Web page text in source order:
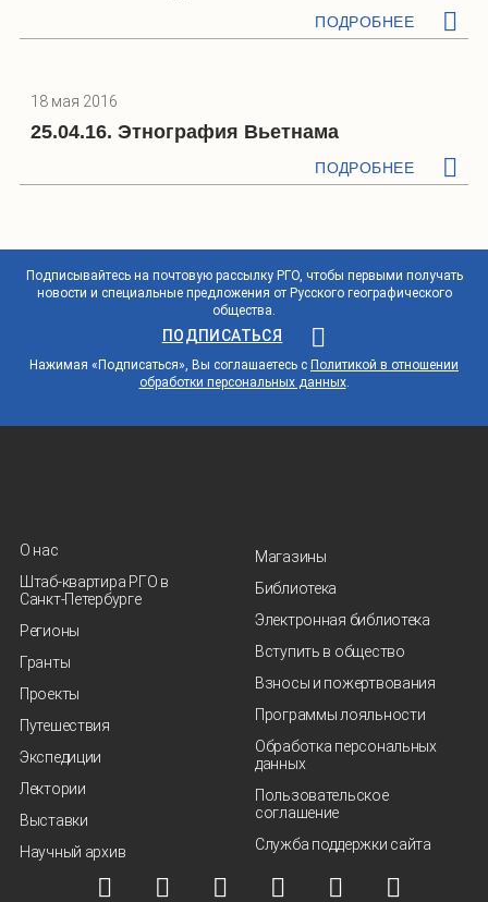
ПОДРОБНЕЕ
18 мая 2016
25.04.16. Этнография Вьетнама
ПОДРОБНЕЕ
Подписывайтесь на почтовую рассылку РГО, чтобы первыми получать
новости и специальные предложения от Русского географического
общества.
ПОДПИСАТЬСЯ
Нажимая «Подписаться», Вы соглашаетесь с Политикой в отношении
обработки персональных данных.
О нас
Штаб-квартира РГО в
Санкт‑Петербурге
Регионы
Гранты
Проекты
Путешествия
Экспедиции
Лектории
Выставки
Научный архив
Магазины
Библиотека
Электронная библиотека
Вступить в общество
Взносы и пожертвования
Программы лояльности
Обработка персональных
данных
Пользовательское
соглашение
Служба поддержки сайта